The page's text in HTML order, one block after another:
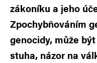
zákoníku a jeho
Zpochybňováním
genocidy, může
stuha, názor na